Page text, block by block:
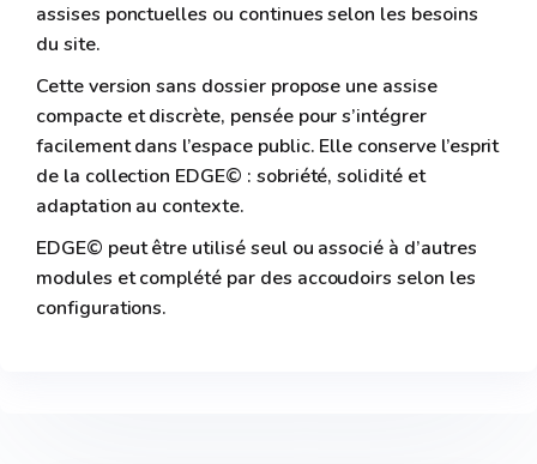
assises ponctuelles ou continues selon les besoins
du site.
Cette version sans dossier propose une assise
compacte et discrète, pensée pour s’intégrer
facilement dans l’espace public. Elle conserve l’esprit
de la collection EDGE© : sobriété, solidité et
adaptation au contexte.
EDGE© peut être utilisé seul ou associé à d’autres
modules et complété par des accoudoirs selon les
configurations.